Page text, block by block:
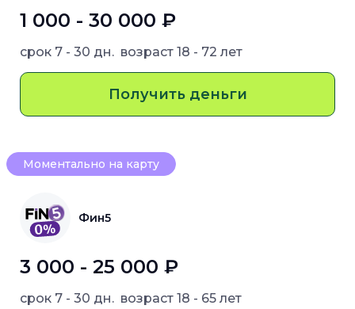
1 000 - 30 000 ₽
срок 7 - 30 дн. возраст 18 - 72 лет
Получить деньги
Моментально на карту
Фин5
3 000 - 25 000 ₽
срок 7 - 30 дн. возраст 18 - 65 лет